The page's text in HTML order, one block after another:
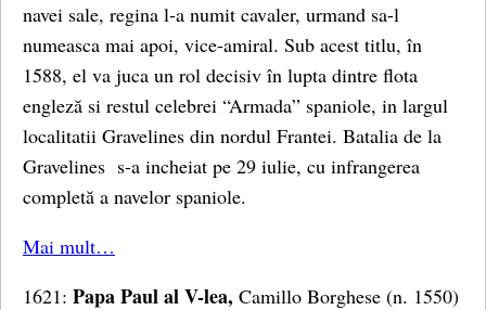
navei sale, regina l-a numit cavaler, urmand sa-l
numeasca mai apoi, vice-amiral. Sub acest titlu, în
1588, el va juca un rol decisiv în lupta dintre flota
engleză si restul celebrei “Armada” spaniole, in largul
localitatii Gravelines din nordul Frantei. Batalia de la
Gravelines s-a incheiat pe 29 iulie, cu infrangerea
completă a navelor spaniole.
Mai mult…
1621: Papa Paul al V-lea, Camillo Borghese (n. 1550)